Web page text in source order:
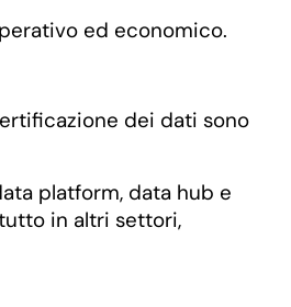
ed economico.
dei dati sono
platform, data hub e
in altri settori,